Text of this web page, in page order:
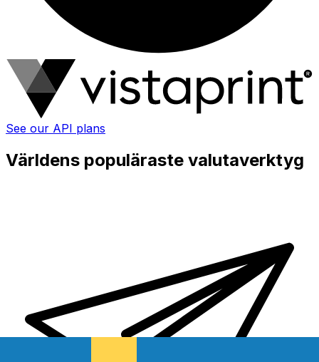
See our API plans
Världens populäraste valutaverktyg